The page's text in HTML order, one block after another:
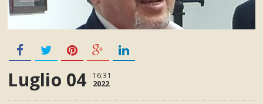
Luglio 04 16:31
2022